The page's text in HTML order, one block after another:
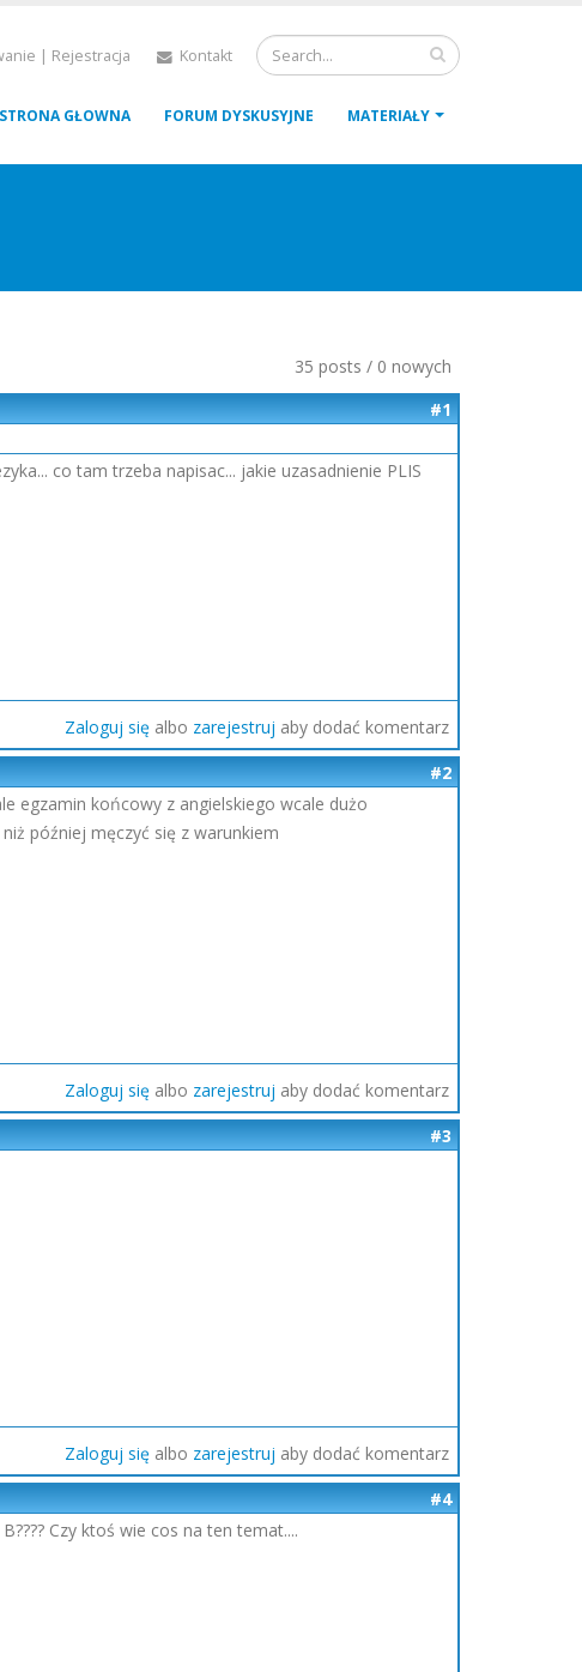
| Rejestracja Kontakt
STRONA GŁOWNA FORUM DYSKUSYJNE MATERIAŁY
35 posts / 0 nowych
#1
co tam trzeba napisac... jakie uzasadnienie PLIS
Zaloguj się albo zarejestruj aby dodać komentarz
#2
egzamin końcowy z angielskiego wcale dużo
później męczyć się z warunkiem
Zaloguj się albo zarejestruj aby dodać komentarz
#3
Zaloguj się albo zarejestruj aby dodać komentarz
#4
Czy ktoś wie cos na ten temat....